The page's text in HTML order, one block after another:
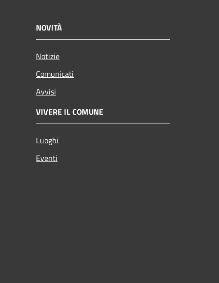
NOVITÀ
Notizie
Comunicati
Avvisi
VIVERE IL COMUNE
Luoghi
Eventi